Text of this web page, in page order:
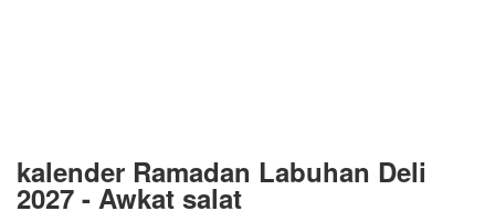
kalender Ramadan Labuhan Deli
2027 - Awkat salat